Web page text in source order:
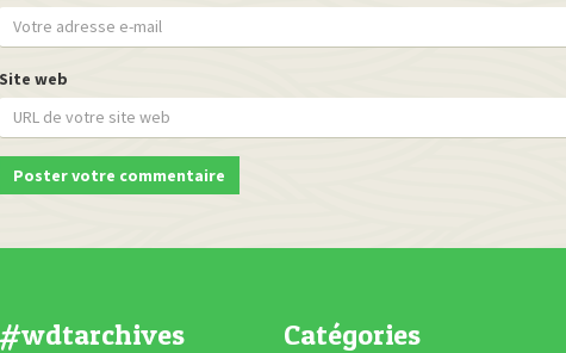
Site web
#wdtarchives Catégories